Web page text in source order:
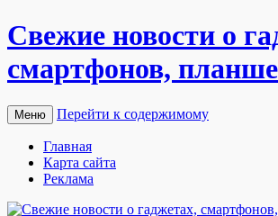
Свежие новости о
смартфонов,
Меню Перейти к содержимому
Главная
Карта сайта
Реклама